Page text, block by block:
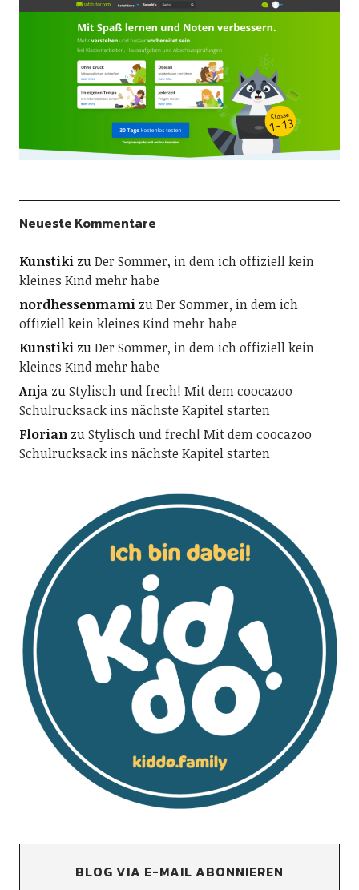
Neueste Kommentare
KunstikizuDer Sommer, in dem ich offiziell kein
kleines Kind mehr habe
nordhessenmamizuDer Sommer, in dem ich
offiziell kein kleines Kind mehr habe
KunstikizuDer Sommer, in dem ich offiziell kein
kleines Kind mehr habe
AnjazuStylisch und frech! Mit dem coocazoo
Schulrucksack ins nächste Kapitel starten
FlorianzuStylisch und frech! Mit dem coocazoo
Schulrucksack ins nächste Kapitel starten
BLOG VIA E-MAIL ABONNIEREN